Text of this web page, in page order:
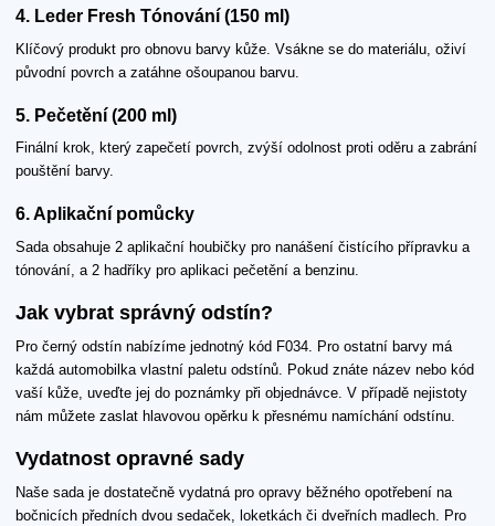
4. Leder Fresh Tónování (150 ml)
Klíčový produkt pro obnovu barvy kůže. Vsákne se do materiálu, oživí
původní povrch a zatáhne ošoupanou barvu.
5. Pečetění (200 ml)
Finální krok, který zapečetí povrch, zvýší odolnost proti oděru a zabrání
pouštění barvy.
6. Aplikační pomůcky
Sada obsahuje 2 aplikační houbičky pro nanášení čistícího přípravku a
tónování, a 2 hadříky pro aplikaci pečetění a benzinu.
Jak vybrat správný odstín?
Pro černý odstín nabízíme jednotný kód F034. Pro ostatní barvy má
každá automobilka vlastní paletu odstínů. Pokud znáte název nebo kód
vaší kůže, uveďte jej do poznámky při objednávce. V případě nejistoty
nám můžete zaslat hlavovou opěrku k přesnému namíchání odstínu.
Vydatnost opravné sady
Naše sada je dostatečně vydatná pro opravy běžného opotřebení na
bočnicích předních dvou sedaček, loketkách či dveřních madlech. Pro